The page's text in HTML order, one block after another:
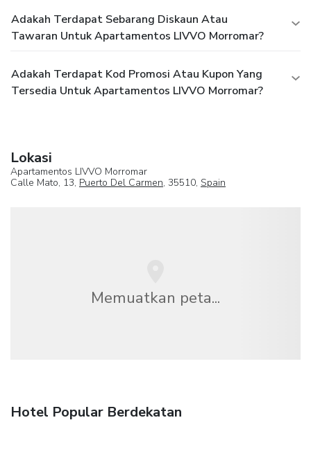
Adakah Terdapat Sebarang Diskaun Atau
Tawaran Untuk Apartamentos LIVVO Morromar?
Adakah Terdapat Kod Promosi Atau Kupon Yang
Tersedia Untuk Apartamentos LIVVO Morromar?
Lokasi
Apartamentos LIVVO Morromar
Calle Mato, 13, Puerto Del Carmen, 35510, Spain
Memuatkan peta...
Hotel Popular Berdekatan